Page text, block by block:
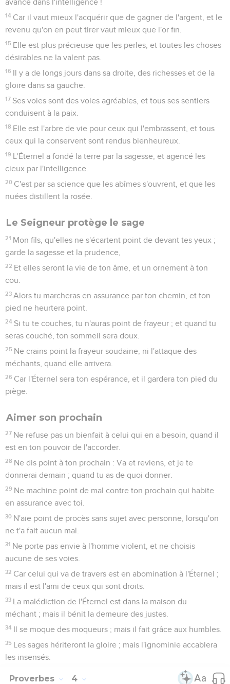
avance dans l'intelligence !
14 Car il vaut mieux l'acquérir que de gagner de l'argent, et le
revenu qu'on en peut tirer vaut mieux que l'or fin.
15 Elle est plus précieuse que les perles, et toutes les choses
désirables ne la valent pas.
16 Il y a de longs jours dans sa droite, des richesses et de la
gloire dans sa gauche.
17 Ses voies sont des voies agréables, et tous ses sentiers
conduisent à la paix.
18 Elle est l'arbre de vie pour ceux qui l'embrassent, et tous
ceux qui la conservent sont rendus bienheureux.
19 L'Éternel a fondé la terre par la sagesse, et agencé les
cieux par l'intelligence.
20 C'est par sa science que les abîmes s'ouvrent, et que les
nuées distillent la rosée.
Le Seigneur protège le sage
21 Mon fils, qu'elles ne s'écartent point de devant tes yeux ;
garde la sagesse et la prudence,
22 Et elles seront la vie de ton âme, et un ornement à ton
cou.
23 Alors tu marcheras en assurance par ton chemin, et ton
pied ne heurtera point.
24 Si tu te couches, tu n'auras point de frayeur ; et quand tu
seras couché, ton sommeil sera doux.
25 Ne crains point la frayeur soudaine, ni l'attaque des
méchants, quand elle arrivera.
26 Car l'Éternel sera ton espérance, et il gardera ton pied du
piège.
Aimer son prochain
27 Ne refuse pas un bienfait à celui qui en a besoin, quand il
est en ton pouvoir de l'accorder.
28 Ne dis point à ton prochain : Va et reviens, et je te
donnerai demain ; quand tu as de quoi donner.
29 Ne machine point de mal contre ton prochain qui habite
en assurance avec toi.
30 N'aie point de procès sans sujet avec personne, lorsqu'on
ne t'a fait aucun mal.
31 Ne porte pas envie à l'homme violent, et ne choisis
aucune de ses voies.
32 Car celui qui va de travers est en abomination à l'Éternel ;
mais il est l'ami de ceux qui sont droits.
33 La malédiction de l'Éternel est dans la maison du
méchant ; mais il bénit la demeure des justes.
34 Il se moque des moqueurs ; mais il fait grâce aux humbles.
35 Les sages hériteront la gloire ; mais l'ignominie accablera
les insensés.
Proverbes 4